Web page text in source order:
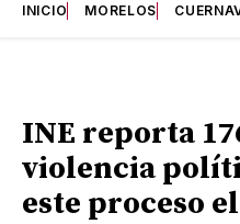
INICIO MORELOS
INE reporta
violencia
este proceso